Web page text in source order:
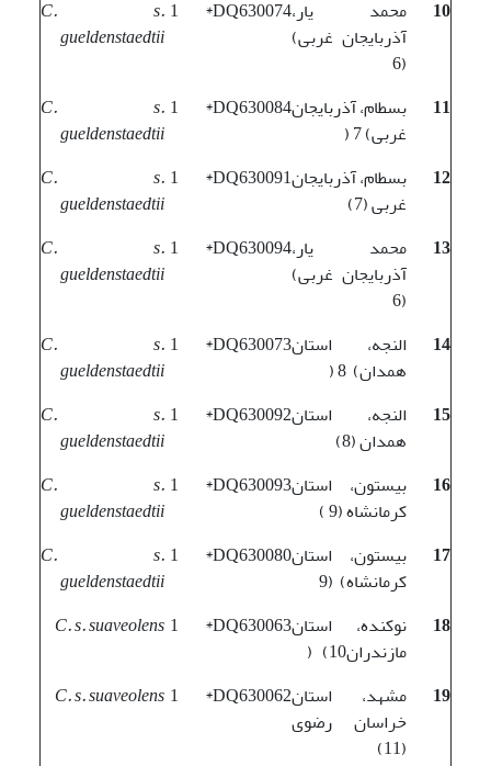
10
محمد یار،
آذربایجان غربی)
(6
DQ630074*
1
C. s.
gueldenstaedtii
11
بسطام، آذربایجان
غربی) 7 (
DQ630084*
1
C. s.
gueldenstaedtii
12
بسطام، آذربایجان
غربی (7)
DQ630091*
1
C. s.
gueldenstaedtii
13
محمد یار،
آذربایجان غربی)
(6
DQ630094*
1
C. s.
gueldenstaedtii
14
النجه، استان
همدان) 8 (
DQ630073*
1
C. s.
gueldenstaedtii
15
النجه، استان
همدان (8)
DQ630092*
1
C. s.
gueldenstaedtii
16
بیستون، استان
کرمانشاه (9 )
DQ630093*
1
C. s.
gueldenstaedtii
17
بیستون، استان
کرمانشاه) (9
DQ630080*
1
C. s.
gueldenstaedtii
18
نوکنده، استان
مازندران10) (
DQ630063*
1
C. s. suaveolens
19
مشهد، استان
خراسان رضوی
(11)
DQ630062*
1
C. s. suaveolens